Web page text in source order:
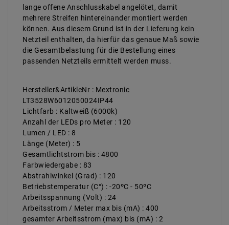
lange offene Anschlusskabel angelötet, damit
mehrere Streifen hintereinander montiert werden
können. Aus diesem Grund ist in der Lieferung kein
Netzteil enthalten, da hierfür das genaue Maß sowie
die Gesamtbelastung für die Bestellung eines
passenden Netzteils ermittelt werden muss.
Hersteller&ArtikleNr : Mextronic
LT3528W6012050024IP44
Lichtfarb : Kaltweiß (6000k)
Anzahl der LEDs pro Meter : 120
Lumen / LED : 8
Länge (Meter) : 5
Gesamtlichtstrom bis : 4800
Farbwiedergabe : 83
Abstrahlwinkel (Grad) : 120
Betriebstemperatur (C°) : -20ºC - 50ºC
Arbeitsspannung (Volt) : 24
Arbeitsstrom / Meter max bis (mA) : 400
gesamter Arbeitsstrom (max) bis (mA) : 2